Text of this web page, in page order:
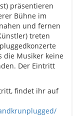
präsentieren
Bühne im
und fernen
treten
die Musiker keine
Der Eintritt
findet ihr auf